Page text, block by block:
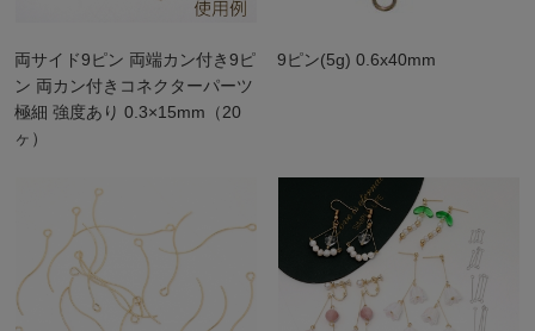
両サイド9ピン 両端カン付き9ピ
ン 両カン付きコネクターパーツ
極細 強度あり 0.3×15mm（20
ヶ）
9ピン(5g) 0.6x40mm